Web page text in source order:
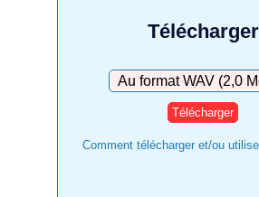
Télécharger
Télécharger
Comment télécharger et/ou